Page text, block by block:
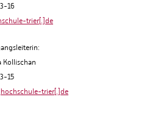
16
trier[.]de
Kollischan
15
trier[.]de